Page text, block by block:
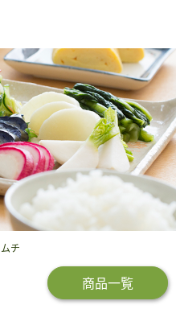
情報 社会貢献 品質保証
チ
商品一覧